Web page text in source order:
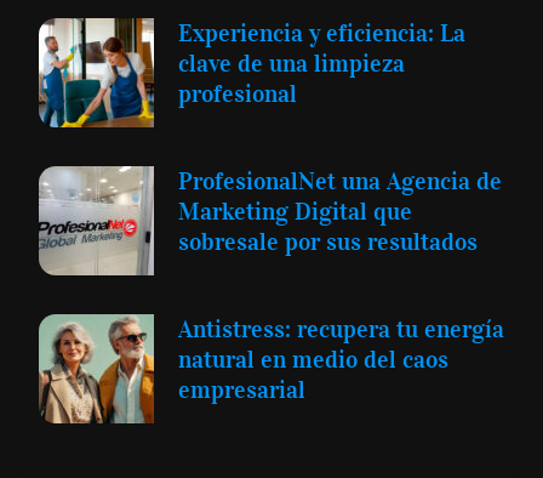
Experiencia y eficiencia: La
clave de una limpieza
profesional
ProfesionalNet una Agencia de
Marketing Digital que
sobresale por sus resultados
Antistress: recupera tu energía
natural en medio del caos
empresarial